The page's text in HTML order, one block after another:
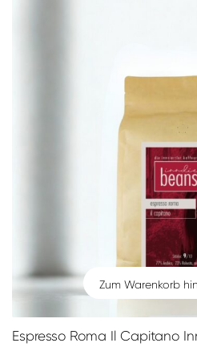
Zum Warenkorb
Zum Warenkorb
Espresso Roma Il Capitano